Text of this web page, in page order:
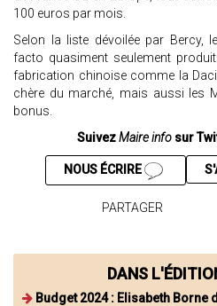
100 euros par mois.
Selon la liste dévoilée par Bercy,
facto quasiment seulement
fabrication chinoise comme la
chère du marché, mais aussi les
bonus.
SuivezMaire info sur
NOUS ÉCRIRE
PARTAGER
DANS
Budget 2024 : Elisabeth Borne